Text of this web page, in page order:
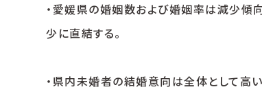
・愛媛県の婚姻数および婚姻率は減少傾
少に直結する。
・県内未婚者の結婚意向は全体として高